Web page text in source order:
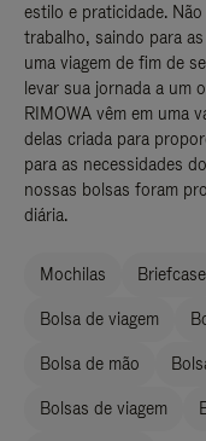
estilo e praticidade.
trabalho, saindo para
uma viagem de fim de
levar sua jornada a um
RIMOWA vêm em uma
delas criada para
para as necessidades
nossas bolsas foram
diária.
Mochilas Briefcase
Bolsa de viagem
Bolsa de mão
Bolsas de viagem